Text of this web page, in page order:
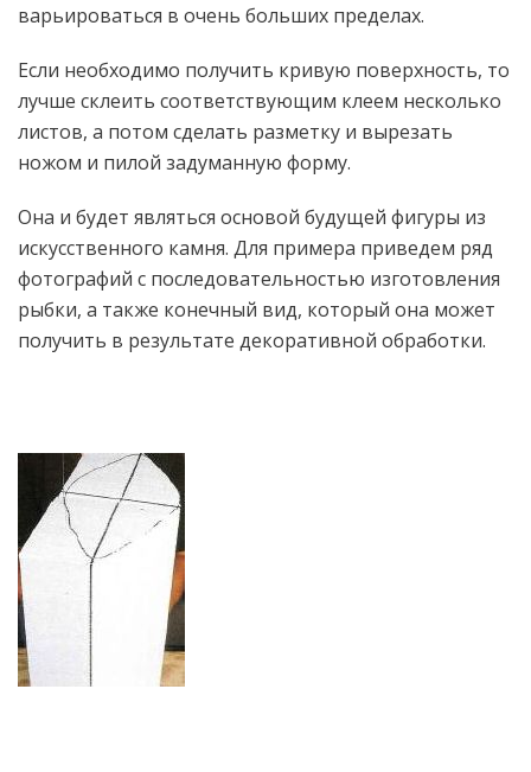
варьироваться в очень больших пределах.
Если необходимо получить кривую поверхность, то
лучше склеить соответствующим клеем несколько
листов, а потом сделать разметку и вырезать
ножом и пилой задуманную форму.
Она и будет являться основой будущей фигуры из
искусственного камня. Для примера приведем ряд
фотографий с последовательностью изготовления
рыбки, а также конечный вид, который она может
получить в результате декоративной обработки.